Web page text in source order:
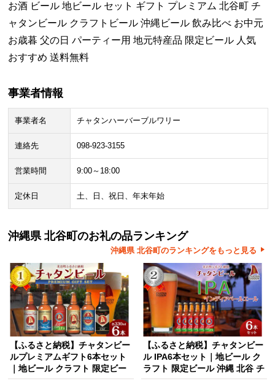
お酒 ビール 地ビール セット ギフト プレミアム 北谷町 チ
ャタンビール クラフトビール 沖縄ビール 飲み比べ お中元
お歳暮 父の日 パーティー用 地元特産品 限定ビール 人気
おすすめ 送料無料
事業者情報
事業者名 チャタンハーバーブルワリー
連絡先 098-923-3155
営業時間 9:00～18:00
定休日 土、日、祝日、年末年始
沖縄県 北谷町のお礼の品ランキング
沖縄県 北谷町のランキングをもっと見る
【ふるさと納税】チャタンビー
ルプレミアムギフト6本セット
｜地ビール クラフト 限定ビー
【ふるさと納税】チャタンビー
ル IPA6本セット｜地ビール ク
ラフト 限定ビール 沖縄 北谷 チ